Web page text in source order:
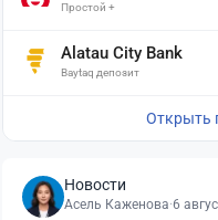
Простой +
Alatau City Bank
Baytaq депозит
Открыть
Новости
Асель Каженова·6